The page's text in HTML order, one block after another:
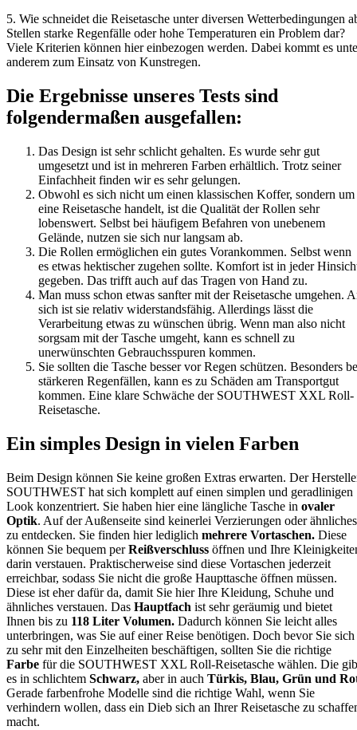
5. Wie schneidet die Reisetasche unter diversen Wetterbedingungen
Stellen starke Regenfälle oder hohe Temperaturen ein Problem dar?
Viele Kriterien können hier einbezogen werden. Dabei kommt es
anderem zum Einsatz von Kunstregen.
Die Ergebnisse unseres Tests sind
folgendermaßen ausgefallen:
Das Design ist sehr schlicht gehalten. Es wurde sehr gut
umgesetzt und ist in mehreren Farben erhältlich. Trotz seiner
Einfachheit finden wir es sehr gelungen.
Obwohl es sich nicht um einen klassischen Koffer, sondern um
eine Reisetasche handelt, ist die Qualität der Rollen sehr
lobenswert. Selbst bei häufigem Befahren von unebenem
Gelände, nutzen sie sich nur langsam ab.
Die Rollen ermöglichen ein gutes Vorankommen. Selbst wenn
es etwas hektischer zugehen sollte. Komfort ist in jeder
gegeben. Das trifft auch auf das Tragen von Hand zu.
Man muss schon etwas sanfter mit der Reisetasche umgehen.
sich ist sie relativ widerstandsfähig. Allerdings lässt die
Verarbeitung etwas zu wünschen übrig. Wenn man also nicht
sorgsam mit der Tasche umgeht, kann es schnell zu
unerwünschten Gebrauchsspuren kommen.
Sie sollten die Tasche besser vor Regen schützen. Besonders
stärkeren Regenfällen, kann es zu Schäden am Transportgut
kommen. Eine klare Schwäche der SOUTHWEST XXL Roll-
Reisetasche.
Ein simples Design in vielen Farben
Beim Design können Sie keine großen Extras erwarten. Der
SOUTHWEST hat sich komplett auf einen simplen und geradlinigen
Look konzentriert. Sie haben hier eine längliche Tasche in ovaler
Optik. Auf der Außenseite sind keinerlei Verzierungen oder ähnliches
zu entdecken. Sie finden hier lediglich mehrere Vortaschen. Diese
können Sie bequem perReißverschluss öffnen und Ihre
darin verstauen. Praktischerweise sind diese Vortaschen jederzeit
erreichbar, sodass Sie nicht die große Haupttasche öffnen müssen.
Diese ist eher dafür da, damit Sie hier Ihre Kleidung, Schuhe und
ähnliches verstauen. Das Hauptfach ist sehr geräumig und bietet
Ihnen bis zu 118 Liter Volumen. Dadurch können Sie leicht alles
unterbringen, was Sie auf einer Reise benötigen. Doch bevor Sie sich
zu sehr mit den Einzelheiten beschäftigen, sollten Sie die richtige
Farbe für die SOUTHWEST XXL Roll-Reisetasche wählen. Die
es in schlichtem Schwarz, aber in auch Türkis, Blau, Grün und
Gerade farbenfrohe Modelle sind die richtige Wahl, wenn Sie
verhindern wollen, dass ein Dieb sich an Ihrer Reisetasche zu
macht.